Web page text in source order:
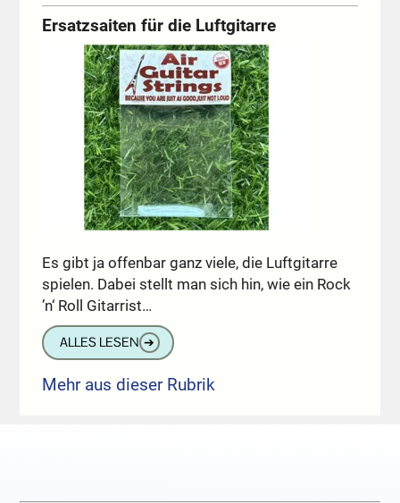
Ersatzsaiten für die Luftgitarre
Es gibt ja offenbar ganz viele, die Luftgitarre
spielen. Dabei stellt man sich hin, wie ein Rock
’n‘ Roll Gitarrist…
ALLES LESEN ➔
Mehr aus dieser Rubrik